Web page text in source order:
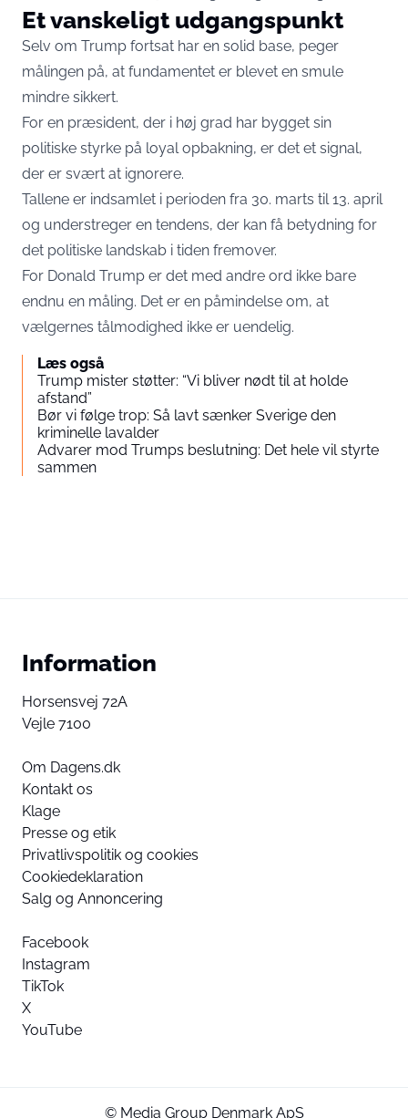
Et vanskeligt udgangspunkt
Selv om Trump fortsat har en solid base, peger
målingen på, at fundamentet er blevet en smule
mindre sikkert.
For en præsident, der i høj grad har bygget sin
politiske styrke på loyal opbakning, er det et signal,
der er svært at ignorere.
Tallene er indsamlet i perioden fra 30. marts til 13. april
og understreger en tendens, der kan få betydning for
det politiske landskab i tiden fremover.
For Donald Trump er det med andre ord ikke bare
endnu en måling. Det er en påmindelse om, at
vælgernes tålmodighed ikke er uendelig.
Læs også
Trump mister støtter: “Vi bliver nødt til at holde
afstand”
Bør vi følge trop: Så lavt sænker Sverige den
kriminelle lavalder
Advarer mod Trumps beslutning: Det hele vil styrte
sammen
Information
Horsensvej 72A
Vejle 7100
Om Dagens.dk
Kontakt os
Klage
Presse og etik
Privatlivspolitik og cookies
Cookiedeklaration
Salg og Annoncering
Facebook
Instagram
TikTok
X
YouTube
© Media Group Denmark ApS